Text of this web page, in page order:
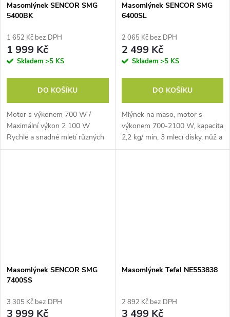
Masomlýnek SENCOR SMG
5400BK
1 652 Kč bez DPH
1 999 Kč
Skladem >5 KS
DO KOŠÍKU
Motor s výkonem 700 W /
Maximální výkon 2 100 W
Rychlé a snadné mletí různých
druhů masa Kapacita: 1,7 kg/
Masomlýnek SENCOR SMG
6400SL
2 065 Kč bez DPH
2 499 Kč
Skladem >5 KS
DO KOŠÍKU
Mlýnek na maso, motor s
výkonem 700-2100 W, kapacita
2,2 kg/ min, 3 mlecí disky, nůž a
kotouče z odolné oceli,
Masomlýnek SENCOR SMG
7400SS
3 305 Kč bez DPH
3 999 Kč
Masomlýnek Tefal NE553838
2 892 Kč bez DPH
3 499 Kč